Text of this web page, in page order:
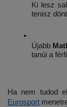
Ki lesz
tenisz
Újabb
tanúi a
Eurosport